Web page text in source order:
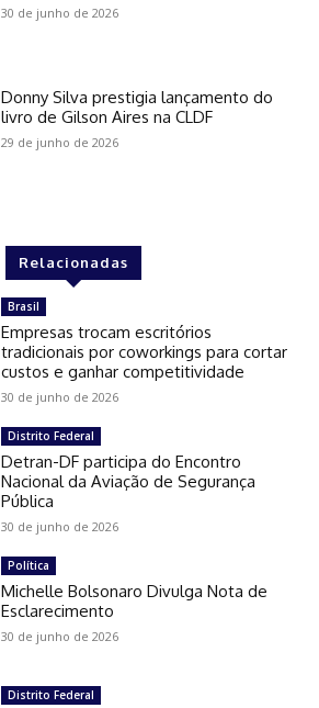
30 de junho de 2026
Donny Silva prestigia lançamento do
livro de Gilson Aires na CLDF
29 de junho de 2026
Relacionadas
Brasil
Empresas trocam escritórios
tradicionais por coworkings para cortar
custos e ganhar competitividade
30 de junho de 2026
Distrito Federal
Detran-DF participa do Encontro
Nacional da Aviação de Segurança
Pública
30 de junho de 2026
Política
Michelle Bolsonaro Divulga Nota de
Esclarecimento
30 de junho de 2026
Distrito Federal